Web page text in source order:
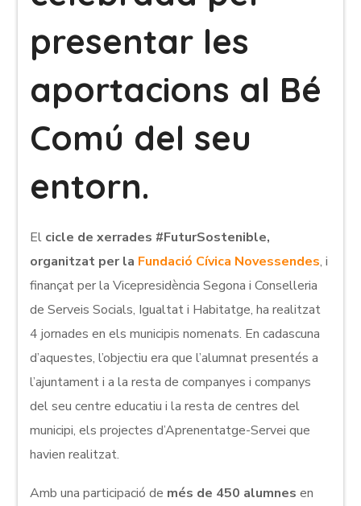
presentar les
aportacions al Bé
Comú del seu
entorn.
El cicle de xerrades #FuturSostenible,
organitzat per la Fundació Cívica Novessendes, i
finançat per la Vicepresidència Segona i Conselleria
de Serveis Socials, Igualtat i Habitatge, ha realitzat
4 jornades en els municipis nomenats. En cadascuna
d’aquestes, l’objectiu era que l’alumnat presentés a
l’ajuntament i a la resta de companyes i companys
del seu centre educatiu i la resta de centres del
municipi, els projectes d’Aprenentatge-Servei que
havien realitzat.
Amb una participació de més de 450 alumnes en